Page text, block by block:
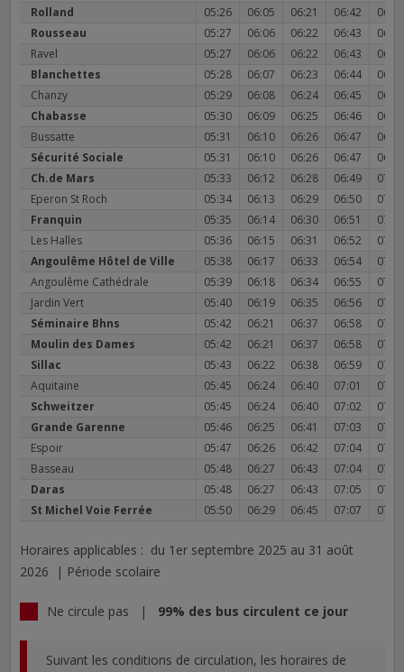
Rolland
Rousseau
Ravel
Blanchettes
Chanzy
Chabasse
Bussatte
Sécurité Sociale
Ch.de Mars
Eperon St Roch
Franquin
Les Halles
Angoulême Hôtel de Ville
Angoulême Cathédrale
Jardin Vert
Séminaire Bhns
Moulin des Dames
Sillac
Aquitaine
Schweitzer
Grande Garenne
Espoir
Basseau
Daras
St Michel Voie Ferrée
05:26
06:05 06:21 06:42
06:54
05:27
06:06 06:22 06:43
06:55
05:27
06:06 06:22 06:43
06:55
05:28
06:07 06:23 06:44
06:56
05:29
06:08 06:24 06:45
06:57
05:30
06:09 06:25 06:46
06:58
05:31
06:10 06:26 06:47
06:59
05:31
06:10 06:26 06:47
06:59
05:33
06:12 06:28 06:49
07:01
05:34
06:13 06:29 06:50
07:02
05:35
06:14 06:30 06:51
07:03
05:36
06:15 06:31 06:52
07:04
05:38
06:17 06:33 06:54
07:06
05:39
06:18 06:34 06:55
07:07
05:40
06:19 06:35 06:56
07:08
05:42
06:21 06:37 06:58
07:10
05:42
06:21 06:37 06:58
07:10
05:43
06:22 06:38 06:59
07:11
05:45
06:24 06:40 07:01
07:13
05:45
06:24 06:40 07:02
07:14
05:46
06:25 06:41 07:03
07:15
05:47
06:26 06:42 07:04
07:16
05:48
06:27 06:43 07:04
07:16
05:48
06:27 06:43 07:05
07:17
05:50
06:29 06:45 07:07 07:19
Horaires applicables : du 1er septembre 2025 au 31 août
2026 | Période scolaire
Ne circule pas | 99% des bus circulent ce jour
Suivant les conditions de circulation, les horaires de